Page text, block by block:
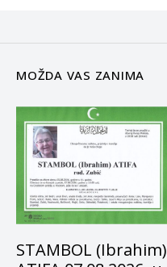
MOŽDA VAS ZANIMA
STAMBOL (Ibrahim)